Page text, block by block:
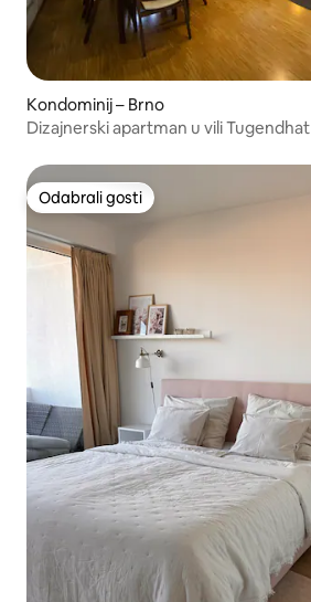
Kondominij – Brno
Dizajnerski apartman u vili Tugendhat
Odabrali gosti
Odabrali gosti